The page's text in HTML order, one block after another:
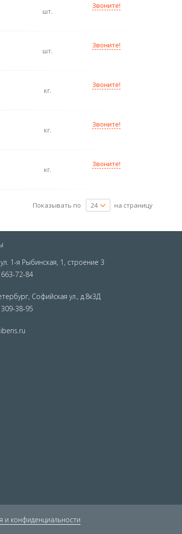
шт.
Звоните!
шт.
Звоните!
кг.
Звоните!
кг.
Звоните!
кг.
Звоните!
Показывать по на страницу
ул. 1-я Рыбинская, 1, строение 3
663-72-84
, Софийская ул., д.8к3Д
38-95
и конфиденциальности